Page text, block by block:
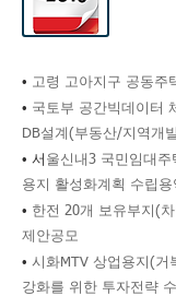
• 고령 고아지구 공동주
• 국토부 공간빅데이터
DB설계(부동산/지역개
• 서 울신내3 국민임대
용지 활성화계획 수립용
• 한전 20개 보유부지(
제안공모
• 시화MTV 상업용지(거
강화를 위한 투자전략